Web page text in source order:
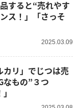
すると“売れやす
ス！」「さっそ
2025.03.09
カリ」でじつは売
なもの”３つ